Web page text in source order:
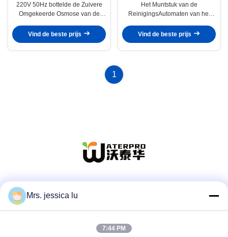
220V 50Hz bottelde de Zuivere
Omgekeerde Osmose van de
Vind de beste prijs
Het Muntstuk van de
ReinigingsAutomaten van het
Verklaard Ce in werking
Vind de beste prijs
1
Mrs. jessica lu
7:44 PM